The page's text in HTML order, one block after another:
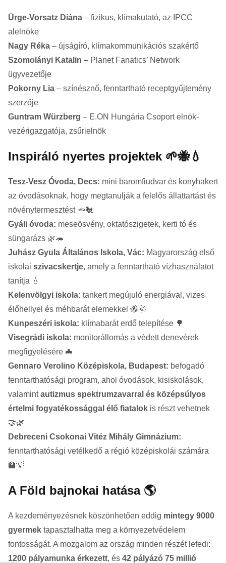
Ürge-Vorsatz Diána – fizikus, klímakutató, az IPCC
alelnöke
Nagy Réka – újságíró, klímakommunikációs szakértő
Szomolányi Katalin – Planet Fanatics’ Network
ügyvezetője
Pokorny Lia – színésznő, fenntartható receptgyűjtemény
szerzője
Guntram Würzberg – E.ON Hungária Csoport elnök-
vezérigazgatója, zsűrielnök
Inspiráló nyertes projektek 🌱🐝💧
Tesz-Vesz Óvoda, Decs: mini baromfiudvar és konyhakert
az óvodásoknak, hogy megtanulják a felelős állattartást és
növénytermesztést 🥕🐔
Gyáli óvoda: meseösvény, oktatószigetek, kerti tó és
süngarázs 🌿🦔
Juhász Gyula Általános Iskola, Vác: Magyarország első
iskolai szivacskertje, amely a fenntartható vízhasználatot
tanítja 💧
Kelenvölgyi iskola: tankert megújuló energiával, vizes
élőhellyel és méhbarát elemekkel 🐝🌞
Kunpeszéri iskola: klímabarát erdő telepítése 🌳
Visegrádi iskola: monitorállomás a védett denevérek
megfigyelésére 🦇
Gennaro Verolino Középiskola, Budapest: befogadó
fenntarthatósági program, ahol óvodások, kisiskolások,
valamintautizmus spektrumzavarral és középsúlyos
értelmi fogyatékossággal élő fiatalok is részt vehetnek
🤝🌿
Debreceni Csokonai Vitéz Mihály Gimnázium:
fenntarthatósági vetélkedő a régió középiskolái számára
🏫💡
A Föld bajnokai hatása 🌎
A kezdeményezésnek köszönhetően eddig mintegy 9000
gyermek tapasztalhatta meg a környezetvédelem
fontosságát. A mozgalom az ország minden részét lefedi:
1200 pályamunka érkezett, és 42 pályázó 75 millió